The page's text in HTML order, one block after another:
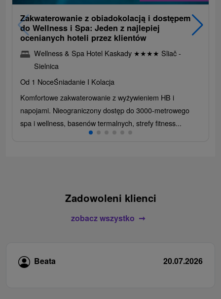
Zakwaterowanie z obiadokolacją i dostępem
do Wellness i Spa: Jeden z najlepiej
ocenianych hoteli przez klientów
Wellness & Spa Hotel Kaskady ★★★★ Sliač -
Sielnica
Od 1 NoceŚniadanie I Kolacja
Komfortowe zakwaterowanie z wyżywieniem HB i
napojami. Nieograniczony dostęp do 3000-metrowego
spa i wellness, basenów termalnych, strefy fitness...
Zadowoleni klienci
zobacz wszystko
Beata 20.07.2026